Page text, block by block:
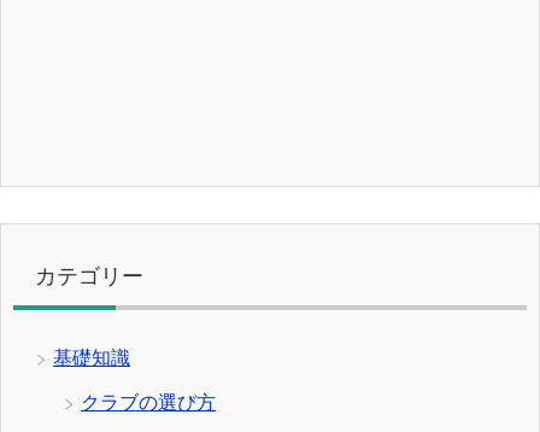
カテゴリー
基礎知識
クラブの選び方